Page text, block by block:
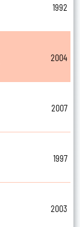
1992
2004
2007
1997
2003